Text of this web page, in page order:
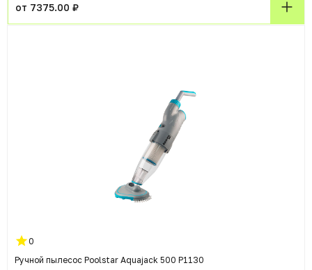
от 7375.00 ₽
0
Ручной пылесос Poolstar Aquajack 500 P1130